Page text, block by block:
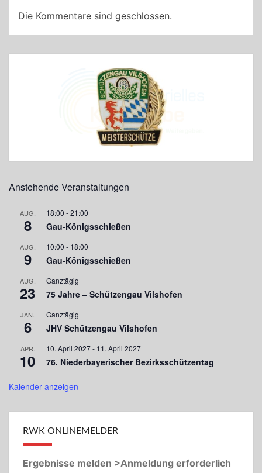
Die Kommentare sind geschlossen.
Anstehende Veranstaltungen
AUG.
8
18:00 -21:00
Gau-Königsschießen
AUG.
9
10:00 - 18:00
Gau-Königsschießen
AUG.
23
Ganztägig
75 Jahre – Schützengau Vilshofen
JAN.
6
Ganztägig
JHV Schützengau Vilshofen
APR.
10
10. April 2027- 11. April 2027
76. Niederbayerischer Bezirksschützentag
Kalender anzeigen
RWK ONLINEMELDER
Ergebnisse melden >Anmeldung erforderlich